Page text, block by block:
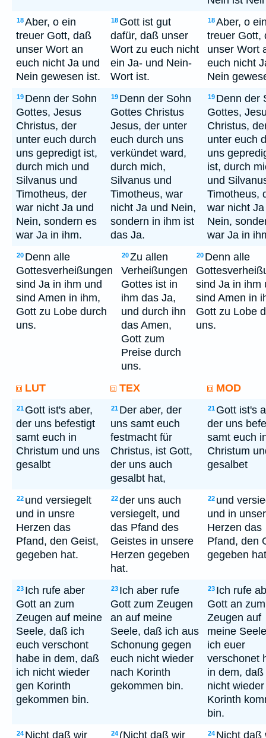
18Aber, o ein
treuer Gott, daß
unser Wort an
euch nicht Ja und
Nein gewesen ist.
18 Gott ist gut
dafür, daß unser
Wort zu euch nicht
ein Ja- und Nein-
Wort ist.
18Aber, o
treuer Gott,
unser Wort
euch nicht
Nein
19 Denn der Sohn
Gottes, Jesus
Christus, der
unter euch durch
uns gepredigt ist,
durch mich und
Silvanus und
Timotheus, der
war nicht Ja und
Nein, sondern es
war Ja in ihm.
19 Denn der Sohn
Gottes Christus
Jesus, der unter
euch durch uns
verkündet ward,
durch mich,
Silvanus und
Timotheus, war
nicht Ja und Nein,
sondern in ihm ist
das Ja.
19 Denn der
Gottes,
Christus,
unter euch
uns
ist, durch
und
Timotheus,
war nicht
Nein,
war Ja in
20 Denn alle
Gottesverheißungen
sind Ja in ihm und
sind Amen in ihm,
Gott zu Lobe durch
uns.
20Zu allen
Verheißungen
Gottes ist in
ihm das Ja,
und durch ihn
das Amen,
Gott zum
Preise durch
uns.
20 Denn alle
sind Ja in ihm
sind Amen in
Gott zu Lobe
uns.
LUT TEX MOD
21 Gott ist's aber,
der uns befestigt
samt euch in
Christum und uns
gesalbt
21 Der aber, der
uns samt euch
festmacht für
Christus, ist Gott,
der uns auch
gesalbt hat,
21 Gott ist's
der uns
samt euch
Christum
gesalbet
22 und versiegelt
und in unsre
Herzen das
Pfand, den Geist,
gegeben hat.
22der uns auch
versiegelt, und
das Pfand des
Geistes in unsere
Herzen gegeben
hat.
22 und
und in
Herzen das
Pfand, den
gegeben
23 Ich rufe aber
Gott an zum
Zeugen auf meine
Seele, daß ich
euch verschont
habe in dem, daß
ich nicht wieder
gen Korinth
gekommen bin.
23 Ich aber rufe
Gott zum Zeugen
an auf meine
Seele, daß ich aus
Schonung gegen
euch nicht wieder
nach Korinth
gekommen bin.
23 Ich rufe
Gott an zum
Zeugen auf
meine
ich euer
verschonet
in dem, daß
nicht
Korinth
bin.
24 Nicht daß wir 24 (Nicht daß wir 24 Nicht daß